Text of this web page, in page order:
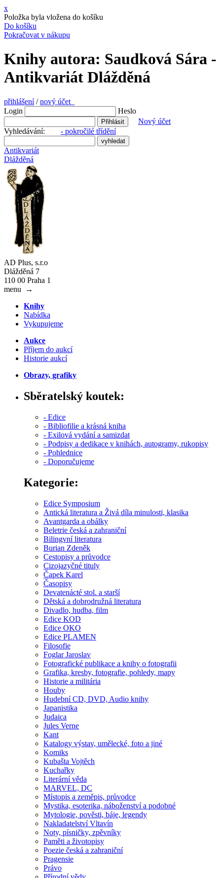
x
Položka byla vložena do košíku
Do košíku
Pokračovat v nákupu
Knihy autora: Saudková Sára -
Antikvariát Dlážděná
přihlášení/nový účet
Login
Heslo
Nový účet
Vyhledávání: - pokročilé třídění
Antikvariát
Dlážděná
AD Plus, s.r.o
Dlážděná 7
110 00 Praha 1
menu
→
Knihy
Nabídka
Vykupujeme
Aukce
Příjem do aukcí
Historie aukcí
Obrazy, grafiky
Sběratelský koutek:
- Edice
- Bibliofilie a krásná kniha
- Exilová vydání a samizdat
- Podpisy a dedikace v knihách, autogramy, rukopisy
- Pohlednice
- Doporučujeme
Kategorie:
Edice Symposium
Antická literatura a Živá díla minulosti, klasika
Avantgarda a obálky
Beletrie česká a zahraniční
Bilingvní literatura
Burian Zdeněk
Cestopisy a průvodce
Cizojazyčné tituly
Čapek Karel
Časopisy
Devatenácté stol. a starší
Dětská a dobrodružná literatura
Divadlo, hudba, film
Edice KOD
Edice OKO
Edice PLAMEN
Filosofie
Foglar Jaroslav
Fotografické publikace a knihy o fotografii
Grafika, kresby, fotografie, pohledy, mapy
Historie a militária
Houby
Hudební CD, DVD, Audio knihy
Japanistika
Judaica
Jules Verne
Kant
Katalogy výstav, umělecké, foto a jiné
Komiks
Kubašta Vojtěch
Kuchařky
Literární věda
MARVEL, DC
Místopis a zeměpis, průvodce
Mystika, esoterika, náboženství a podobné
Mytologie, pověsti, báje, legendy
Nakladatelství Vltavín
Noty, písničky, zpěvníky
Paměti a životopisy
Poezie česká a zahraniční
Pragensie
Právo